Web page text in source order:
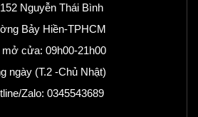
Nguyễn Thái Bình
Bảy Hiền-TPHCM
cửa: 09h00-21h00
ngày (T.2 -Chủ Nhật)
Zalo: 0345543689